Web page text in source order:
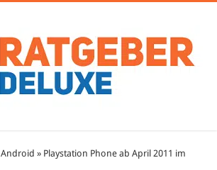
Android » Playstation Phone ab April 2011 im